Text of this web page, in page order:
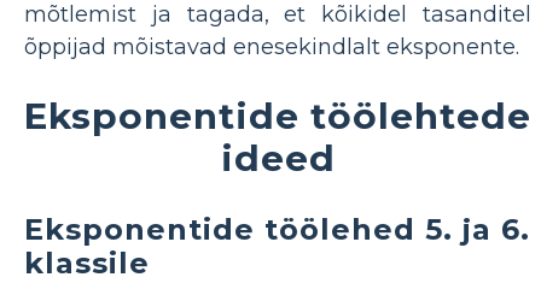
mõtlemist ja tagada, et kõikidel tasanditel
õppijad mõistavad enesekindlalt eksponente.
Eksponentide töölehtede
ideed
Eksponentide töölehed 5. ja 6.
klassile